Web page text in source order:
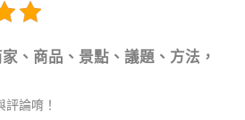
、商品、景點、議題、方法，
論唷！